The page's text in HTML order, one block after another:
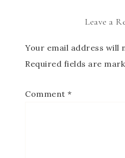
Leave a
Your email address will
Required fields are
Comment *